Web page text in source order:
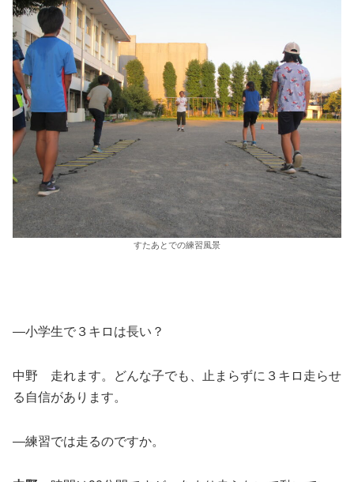
すたあとでの練習風景
―小学生で３キロは長い？
中野 走れます。どんな子でも、止まらずに３キロ走らせ
る自信があります。
―練習では走るのですか。